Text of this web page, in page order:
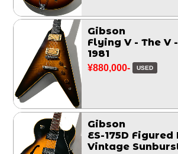
Gibson
Flying V - The V
1981
¥880,000- USED
Gibson
ES-175D Figured
Vintage